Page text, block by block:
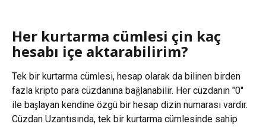
Her kurtarma cümlesi çin kaç
hesabı içe aktarabilirim?
Tek bir kurtarma cümlesi, hesap olarak da bilinen birden
fazla kripto para cüzdanına bağlanabilir. Her cüzdanın "0"
ile başlayan kendine özgü bir hesap dizin numarası vardır.
Cüzdan Uzantısında, tek bir kurtarma cümlesinde sahip